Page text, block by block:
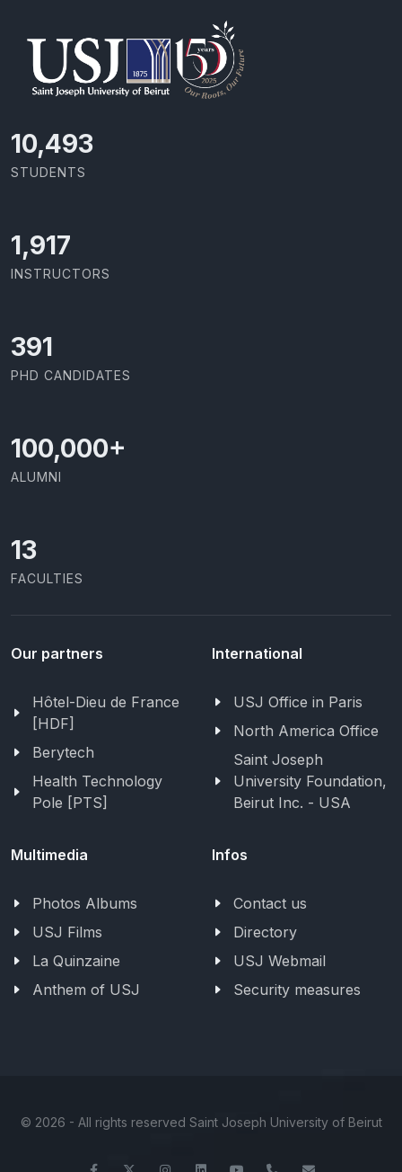
11,418
STUDENTS
2,086
INSTRUCTORS
426
PHD CANDIDATES
100,000+
ALUMNI
13
FACULTIES
Our partners
Hôtel-Dieu de France
[HDF]
Berytech
Health Technology
Pole [PTS]
International
USJ Office in Paris
North America Office
Saint Joseph
University Foundation,
Beirut Inc. - USA
Multimedia
Photos Albums
USJ Films
La Quinzaine
Anthem of USJ
Infos
Contact us
Directory
USJ Webmail
Security measures
© 2026 - All rights reserved Saint Joseph University of Beirut